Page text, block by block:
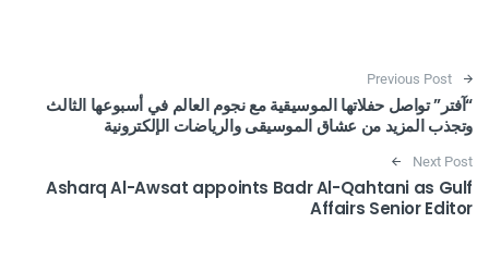
Post navigation
Previous Post
“آفتر” تواصل حفلاتها الموسيقية مع نجوم العالم في أسبوعها الثالث
وتجذب المزيد من عشاق الموسيقى والرياضات الإلكترونية
Next Post
Asharq Al-Awsat appoints Badr Al-Qahtani as Gulf
Affairs Senior Editor